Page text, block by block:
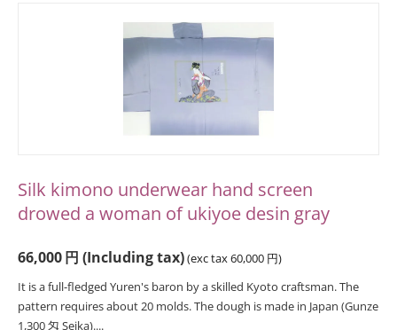
Silk kimono underwear hand screen
drowed a woman of ukiyoe desin gray
66,000円 (Including tax)(exc tax60,000 円)
It is a full-fledged Yuren's baron by a skilled Kyoto craftsman. The
pattern requires about 20 molds. The dough is made in Japan (Gunze
1,300 匁 Seika)....